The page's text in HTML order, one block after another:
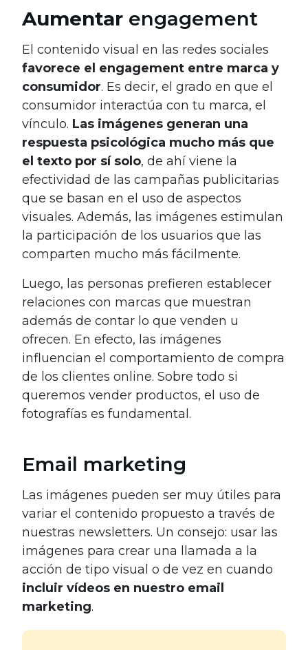
Aumentar engagement
El contenido visual en las redes sociales
favorece el engagement entre marca y
consumidor. Es decir, el grado en que el
consumidor interactúa con tu marca, el
vínculo. Las imágenes generan una
respuesta psicológica mucho más que
el texto por sí solo, de ahí viene la
efectividad de las campañas publicitarias
que se basan en el uso de aspectos
visuales. Además, las imágenes estimulan
la participación de los usuarios que las
comparten mucho más fácilmente.
Luego, las personas prefieren establecer
relaciones con marcas que muestran
además de contar lo que venden u
ofrecen. En efecto, las imágenes
influencian el comportamiento de compra
de los clientes online. Sobre todo si
queremos vender productos, el uso de
fotografías es fundamental.
Email marketing
Las imágenes pueden ser muy útiles para
variar el contenido propuesto a través de
nuestras newsletters. Un consejo: usar las
imágenes para crear una llamada a la
acción de tipo visual o de vez en cuando
incluir vídeos en nuestro email
marketing.